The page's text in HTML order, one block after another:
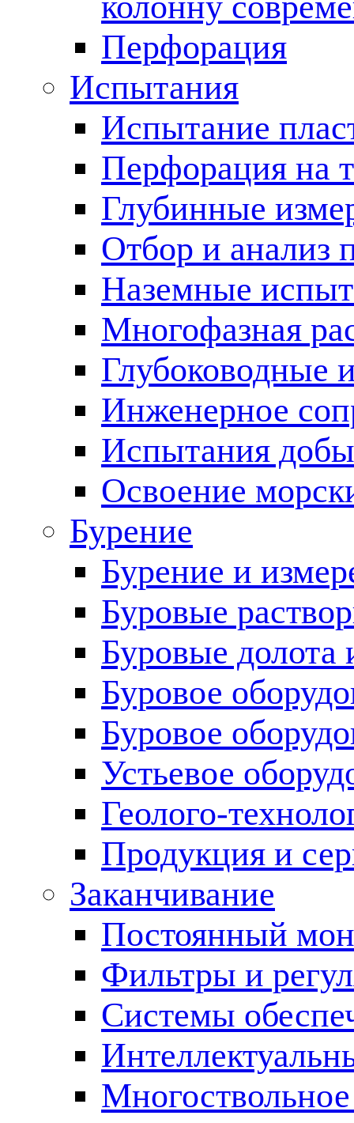
Перфорация
Испытания
Испытание
Перфорация на
Глубинные
Отбор и анализ
Наземные
Многофазная
Глубоководные
Инженерное
Испытания
Освоение
Бурение
Бурение и
Буровые
Буровые долота
Буровое
Буровое
Устьевое
Геолого-
Продукция и
Заканчивание
Постоянный
Фильтры и
Cистемы